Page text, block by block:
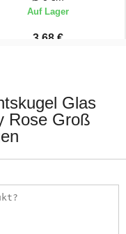
Auf Lager
3,68 €
Glas
Rose Groß